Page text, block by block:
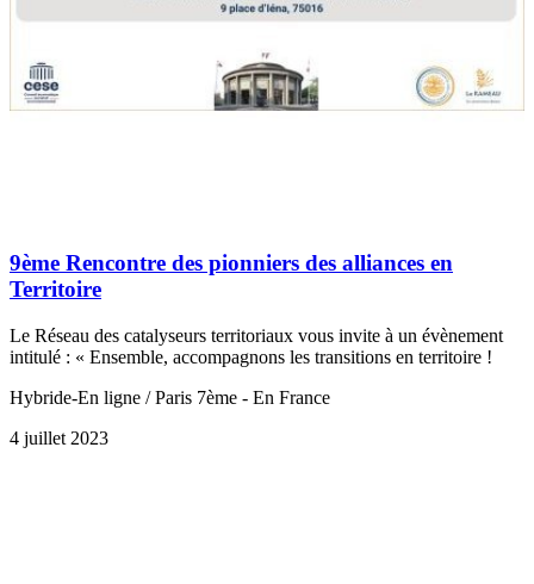
9ème Rencontre des pionniers des alliances en
Territoire
Le Réseau des catalyseurs territoriaux vous invite à un évènement
intitulé : « Ensemble, accompagnons les transitions en territoire !
Hybride-En ligne / Paris 7ème - En France
4 juillet 2023